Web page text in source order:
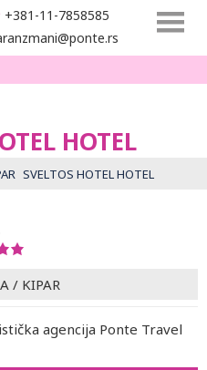
+381-11-7858585
HOTEL
SVELTOS HOTEL HOTEL
/ KIPAR
agencija Ponte Travel